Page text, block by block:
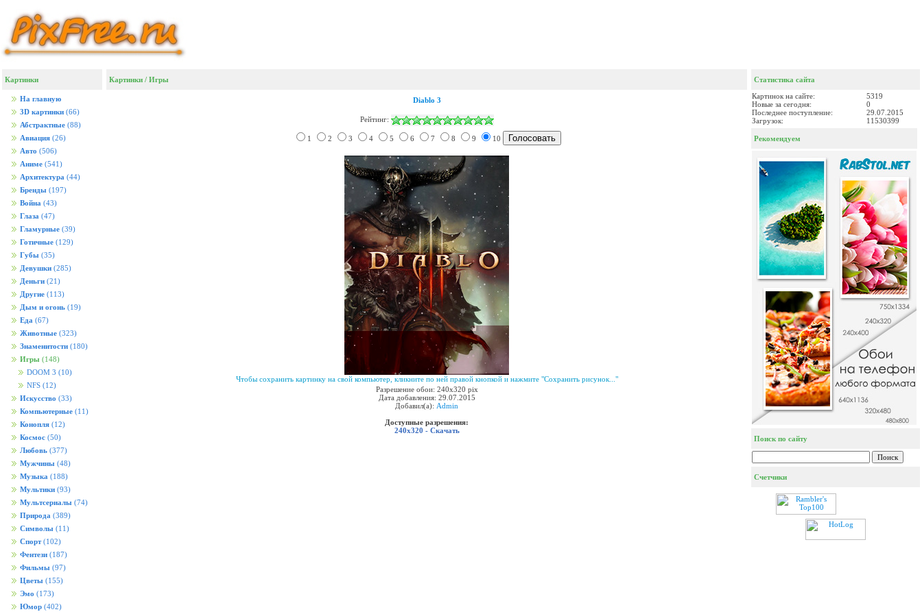
Картинки
На главную
3D картинки (66)
Абстрактные (88)
Авиация (26)
Авто (506)
Аниме (541)
Архитектура (44)
Бренды (197)
Война (43)
Глаза (47)
Гламурные (39)
Готичные (129)
Губы (35)
Девушки (285)
Деньги (21)
Другие (113)
Дым и огонь (19)
Еда (67)
Животные (323)
Знаменитости (180)
Игры (148)
DOOM 3 (10)
NFS (12)
Искусство (33)
Компьютерные (11)
Конопля (12)
Космос (50)
Любовь (377)
Мужчины (48)
Музыка (188)
Мультики (93)
Мультсериалы (74)
Природа (389)
Символы (11)
Спорт (102)
Фентези (187)
Фильмы (97)
Цветы (155)
Эмо (173)
Юмор (402)
Картинки / Игры
Diablo 3
Рейтинг:
1 2 3 4 5 6 7 8 9 10
Чтобы сохранить картинку на свой компьютер, кликните по ней правой кнопкой и нажмите "Сохранить рисунок..."
Разрешение обои: 240x320 pix
Дата добавления: 29.07.2015
Добавил(а): Admin
Доступные разрешения:
240x320 - Скачать
Статистика сайта
Картинок на сайте:
5319
Новые за сегодня:
0
Последнее поступление:
29.07.2015
Загрузок:
11530399
Рекомендуем
Поиск по сайту
Счетчики